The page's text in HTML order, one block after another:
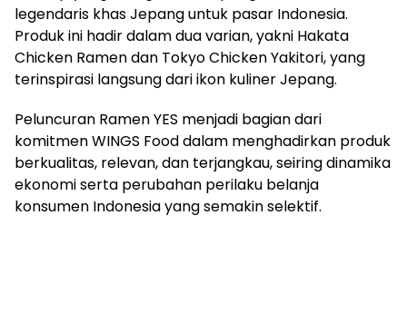
legendaris khas Jepang untuk pasar Indonesia.
Produk ini hadir dalam dua varian, yakni Hakata
Chicken Ramen dan Tokyo Chicken Yakitori, yang
terinspirasi langsung dari ikon kuliner Jepang.
Peluncuran Ramen YES menjadi bagian dari
komitmen WINGS Food dalam menghadirkan produk
berkualitas, relevan, dan terjangkau, seiring dinamika
ekonomi serta perubahan perilaku belanja
konsumen Indonesia yang semakin selektif.